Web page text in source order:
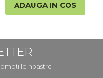
ADAUGA IN COS
noastre